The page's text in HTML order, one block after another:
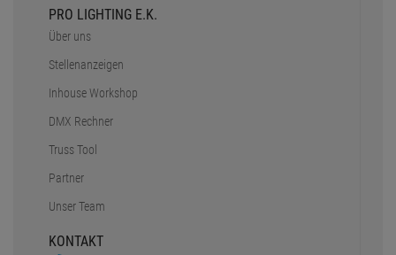
PRO LIGHTING E.K.
Über uns
Stellenanzeigen
Inhouse Workshop
DMX Rechner
Truss Tool
Partner
Unser Team
KONTAKT